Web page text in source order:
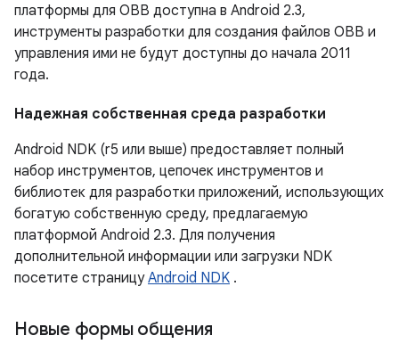
платформы для OBB доступна в Android 2.3,
инструменты разработки для создания файлов OBB и
управления ими не будут доступны до начала 2011
года.
Надежная собственная среда разработки
Android NDK (r5 или выше) предоставляет полный
набор инструментов, цепочек инструментов и
библиотек для разработки приложений, использующих
богатую собственную среду, предлагаемую
платформой Android 2.3. Для получения
дополнительной информации или загрузки NDK
посетите страницуAndroid NDK .
Новые формы общения